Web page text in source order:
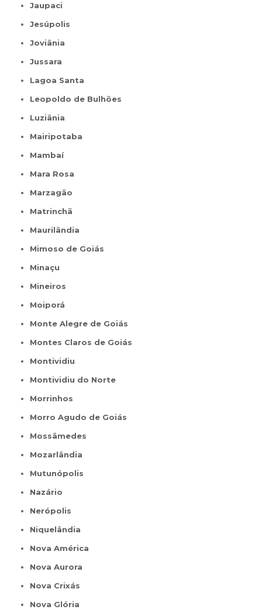
Jaupaci
Jesúpolis
Joviânia
Jussara
Lagoa Santa
Leopoldo de Bulhões
Luziânia
Mairipotaba
Mambaí
Mara Rosa
Marzagão
Matrinchã
Maurilândia
Mimoso de Goiás
Minaçu
Mineiros
Moiporá
Monte Alegre de Goiás
Montes Claros de Goiás
Montividiu
Montividiu do Norte
Morrinhos
Morro Agudo de Goiás
Mossâmedes
Mozarlândia
Mutunópolis
Nazário
Nerópolis
Niquelândia
Nova América
Nova Aurora
Nova Crixás
Nova Glória